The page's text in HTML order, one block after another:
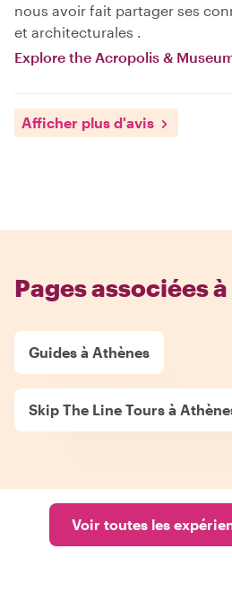
nous avoir fait partager ses
et architecturales .
Explore the Acropolis &
Afficher plus d'avis
Pages associées
Guides à Athènes
Skip The Line Tours à
Voir toutes les